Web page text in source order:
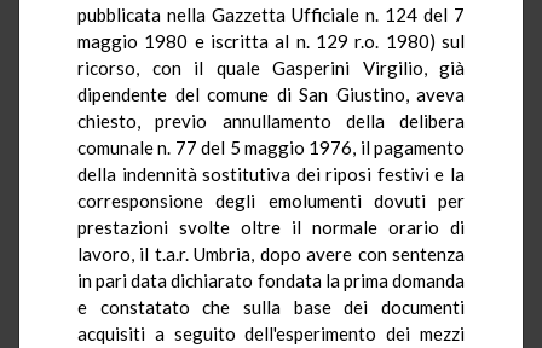
pubblicata nella Gazzetta Ufficiale n. 124 del 7
maggio 1980 e iscritta al n. 129 r.o. 1980) sul
ricorso, con il quale Gasperini Virgilio, già
dipendente del comune di San Giustino, aveva
chiesto, previo annullamento della delibera
comunale n. 77 del 5 maggio 1976, il pagamento
della indennità sostitutiva dei riposi festivi e la
corresponsione degli emolumenti dovuti per
prestazioni svolte oltre il normale orario di
lavoro, il t.a.r. Umbria, dopo avere con sentenza
in pari data dichiarato fondata la prima domanda
e constatato che sulla base dei documenti
acquisiti a seguito dell'esperimento dei mezzi